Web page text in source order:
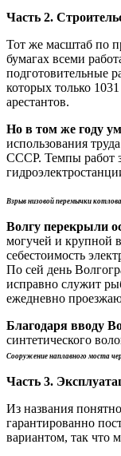
Часть 2.
Тот же масштаб по
бумагах всеми
подготовительные
которых только
арестантов.
Но в том же году
использования
СССР. Темпы работ
Взрыв низовой перемычки
Волгу перекрыли
могучей и крупной
себестоимость
По сей день
исправно служит
ежедневно
Благодаря вводу
синтетического
Сооружение наплавного моста
Часть 3.
Из названия
гарантированно
вариантом, так что